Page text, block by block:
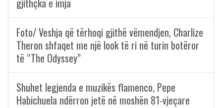
gjithçka e imja
Foto/ Veshja që tërhoqi gjithë vëmendjen, Charlize
Theron shfaqet me një look të ri në turin botëror
të “The Odyssey”
Shuhet legjenda e muzikës flamenco, Pepe
Habichuela ndërron jetë në moshën 81-vjeçare